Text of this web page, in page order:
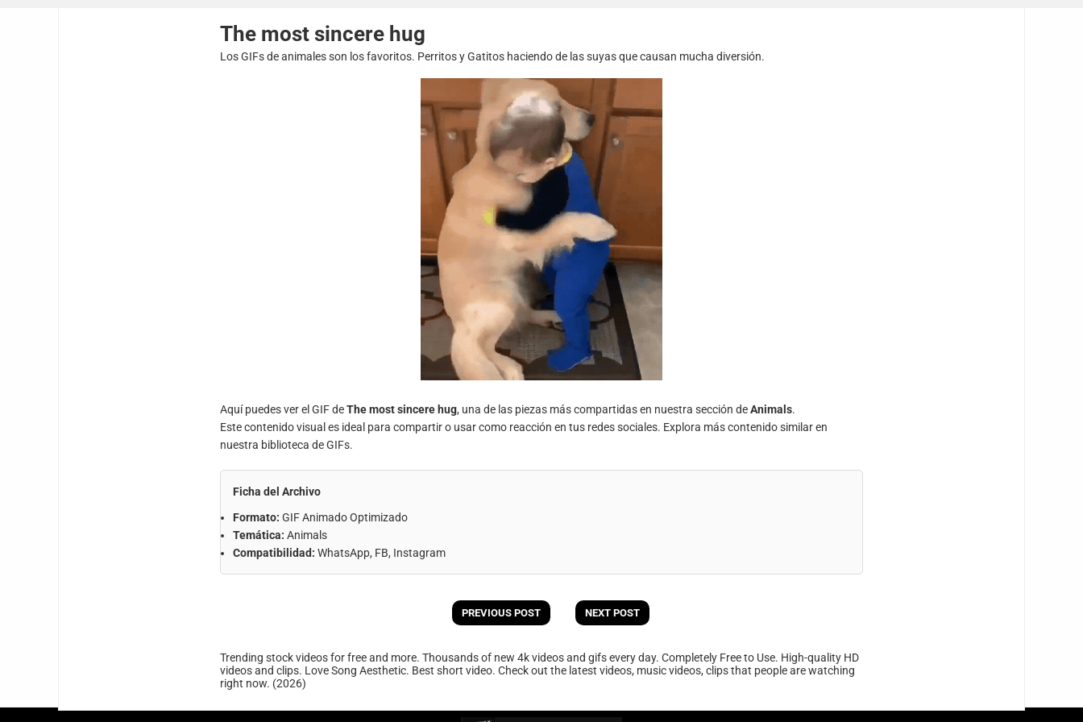
The most sincere hug
Los GIFs de animales son los favoritos. Perritos y Gatitos haciendo de las suyas que causan mucha diversión.
Aquí puedes ver el GIF deThe most sincere hug, una de las piezas más compartidas en nuestra sección deAnimals.
Este contenido visual es ideal para compartir o usar como reacción en tus redes sociales. Explora más contenido similar en
nuestra biblioteca de GIFs.
Ficha del Archivo
Formato: GIF Animado Optimizado
Temática: Animals
Compatibilidad: WhatsApp, FB, Instagram
PREVIOUS POST NEXT POST
Trending stock videos for free and more. Thousands of new 4k videos and gifs every day. Completely Free to Use. High-quality HD
videos and clips. Love Song Aesthetic. Best short video. Check out the latest videos, music videos, clips that people are watching
right now. (2026)